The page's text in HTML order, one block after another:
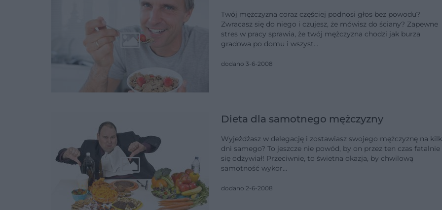
Twój mężczyzna coraz częściej podnosi głos bez powodu?
Zwracasz się do niego i czujesz, że mówisz do ściany? Zapewne
stres w pracy sprawia, że twój mężczyzna chodzi jak burza
gradowa po domu i wszyst…
dodano 3-6-2008
Dieta dla samotnego mężczyzny
Wyjeżdżasz w delegację i zostawiasz swojego mężczyznę na
dni samego? To jeszcze nie powód, by on przez ten czas fatalnie
się odżywiał! Przeciwnie, to świetna okazja, by chwilową
samotność wykor…
dodano 2-6-2008